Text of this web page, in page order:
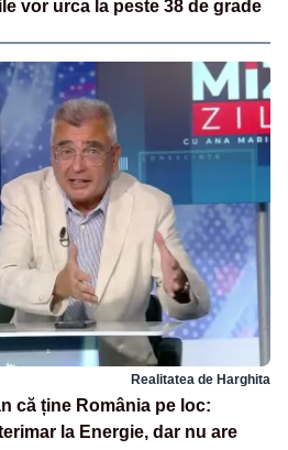
vor urca la peste 38 de grade
Realitatea de Harghita
că ține România pe loc:
la Energie, dar nu are